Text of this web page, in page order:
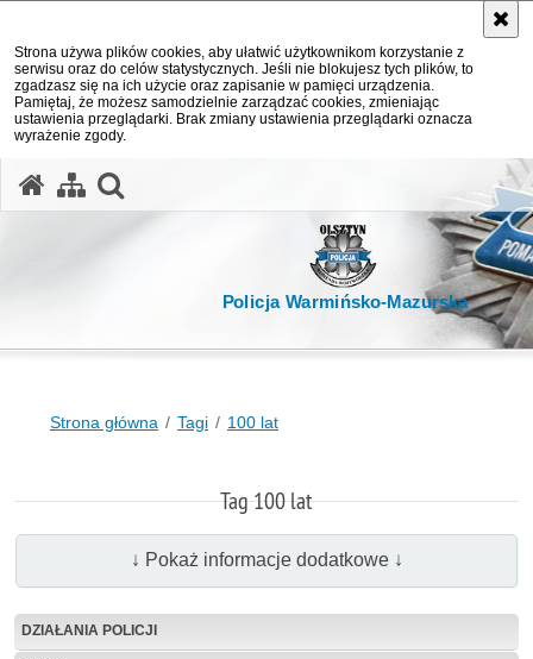
Strona używa plików cookies, aby ułatwić użytkownikom korzystanie z
serwisu oraz do celów statystycznych. Jeśli nie blokujesz tych plików, to
zgadzasz się na ich użycie oraz zapisanie w pamięci urządzenia.
Pamiętaj, że możesz samodzielnie zarządzać cookies, zmieniając
ustawienia przeglądarki. Brak zmiany ustawienia przeglądarki oznacza
wyrażenie zgody.
Policja Warmińsko-Mazurska
Strona główna Tagi 100 lat
Tag 100 lat
↓ Pokaż informacje dodatkowe ↓
DZIAŁANIA POLICJI